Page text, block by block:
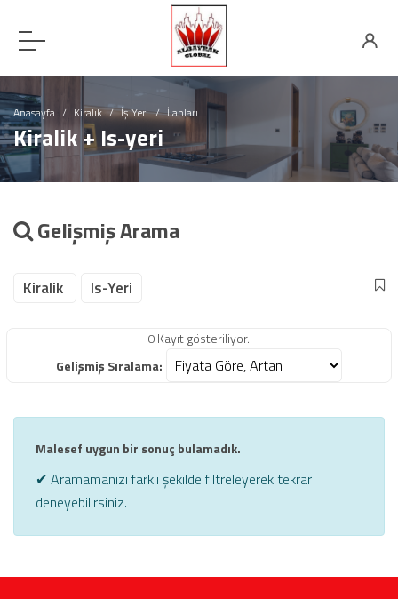
Anasayfa Kiralık İş Yeri İlanları
Kiralik + Is-yeri
Gelişmiş Arama
Kiralik Is-Yeri
0 Kayıt gösteriliyor.
Gelişmiş Sıralama:
Malesef uygun bir sonuç bulamadık.
✔ Aramamanızı farklı şekilde filtreleyerek tekrar
deneyebilirsiniz.